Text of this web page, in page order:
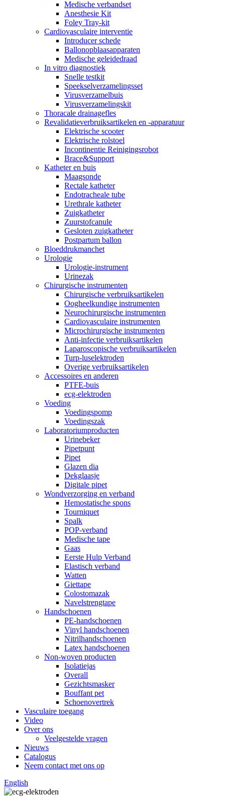
Medische verbandset
Anesthesie Kit
Foley Tray-kit
Cardiovasculaire interventie
Introducer schede
Ballonopblaasapparaten
Medische geleidedraad
In vitro diagnostiek
Snelle testkit
Speekselverzamelingsset
Virusverzamelbuis
Virusverzamelingskit
Thoracale drainagefles
Revalidatieverbruiksartikelen en -apparatuur
Elektrische scooter
Elektrische rolstoel
Incontinentie Reinigingsrobot
Brace&Support
Katheter en buis
Maagsonde
Rectale katheter
Endotracheale tube
Urethrale katheter
Zuigkatheter
Zuurstofcanule
Gesloten zuigkatheter
Postpartum ballon
Bloeddrukmanchet
Urologie
Urologie-instrument
Urinezak
Chirurgische instrumenten
Chirurgische verbruiksartikelen
Oogheelkundige instrumenten
Neurochirurgische instrumenten
Cardiovasculaire instrumenten
Microchirurgische instrumenten
Anti-infectie verbruiksartikelen
Laparoscopische verbruiksartikelen
Turp-luselektroden
Overige verbruiksartikelen
Accessoires en anderen
PTFE-buis
ecg-elektroden
Voeding
Voedingspomp
Voedingszak
Laboratoriumproducten
Urinebeker
Pipetpunt
Pipet
Glazen dia
Dekglaasje
Digitale pipet
Wondverzorging en verband
Hemostatische spons
Tourniquet
Spalk
POP-verband
Medische tape
Gaas
Eerste Hulp Verband
Elastisch verband
Watten
Giettape
Colostomazak
Navelstrengtape
Handschoenen
PE-handschoenen
Vinyl handschoenen
Nitrilhandschoenen
Latex handschoenen
Non-woven producten
Isolatiejas
Overall
Gezichtsmasker
Bouffant pet
Schoenovertrek
Vasculaire toegang
Video
Over ons
Veelgestelde vragen
Nieuws
Catalogus
Neem contact met ons op
English